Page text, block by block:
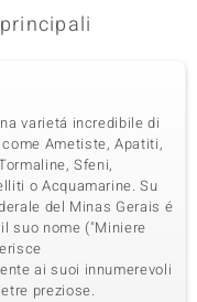
varietá incredibile di
Ametiste, Apatiti,
Sfeni,
o Acquamarine. Su
del Minas Gerais é
suo nome ("Miniere
ai suoi innumerevoli
preziose.